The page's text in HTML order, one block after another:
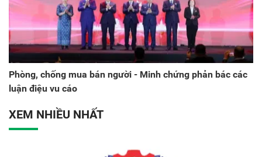
Phòng, chống mua bán người - Minh chứng phản bác các
luận điệu vu cáo
XEM NHIỀU NHẤT